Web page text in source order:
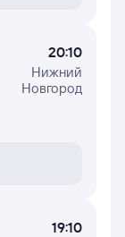
20:10
Нижний
Новгород
19:10